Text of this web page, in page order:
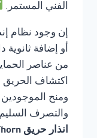
الفني المستمر.
إن وجود نظام
أو إضافة
من عناصر
اكتشاف الحريق
ومنح الموجودين
والتصرف
انذار حريق Thorn في مصر